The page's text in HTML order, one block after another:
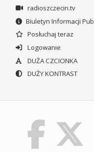
radioszczecin.tv
Biuletyn Informacji
Posłuchaj teraz
Logowanie
DUŻA CZCIONKA
DUŻY KONTRAST